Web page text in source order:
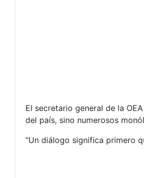
El secretario general de la
del país, sino numerosos
“Un diálogo significa primero